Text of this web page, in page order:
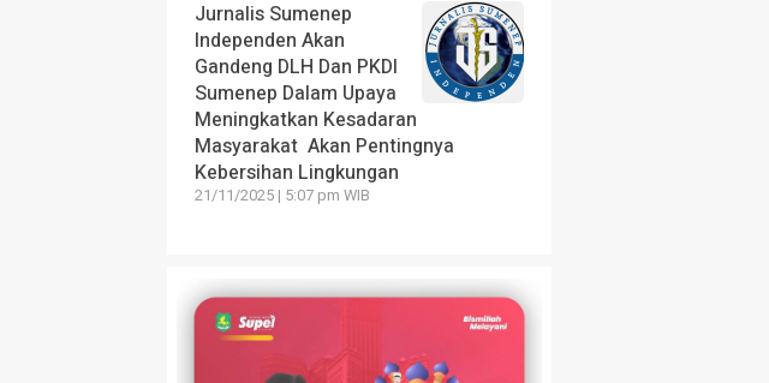
Jurnalis Sumenep
Independen Akan
Gandeng DLH Dan PKDI
Sumenep Dalam Upaya
Meningkatkan Kesadaran
Masyarakat Akan Pentingnya
Kebersihan Lingkungan
21/11/2025 | 5:07 pm WIB